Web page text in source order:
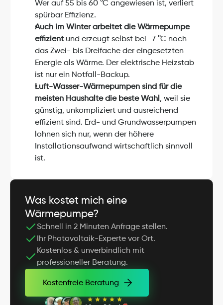
Wer auf 55 bis 60 °C angewiesen ist, verliert
spürbar Effizienz.
Auch im Winter arbeitet die Wärmepumpe
effizient und erzeugt selbst bei -7 °C noch
das Zwei- bis Dreifache der eingesetzten
Energie als Wärme. Der elektrische Heizstab
ist nur ein Notfall-Backup.
Luft-Wasser-Wärmepumpen sind für die
meisten Haushalte die beste Wahl , weil sie
günstig, unkompliziert und ausreichend
effizient sind. Erd- und Grundwasserpumpen
lohnen sich nur, wenn der höhere
Installationsaufwand wirtschaftlich sinnvoll
ist.
Was kostet mich eine
Wärmepumpe?
Schnell in 2 Minuten Anfrage stellen.
Ihr Photovoltaik-Experte vor Ort.
Kostenlos & unverbindlich mit
professioneller Beratung.
Kostenfreie Beratung